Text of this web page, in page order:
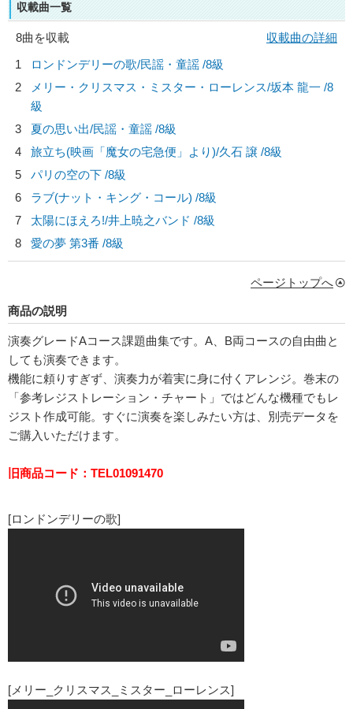
収載曲一覧
8曲を収載
収載曲の詳細
1
ロンドンデリーの歌/民謡・童謡 /8級
2
メリー・クリスマス・ミスター・ローレンス/坂本 龍一 /8
級
3
夏の思い出/民謡・童謡 /8級
4
旅立ち(映画「魔女の宅急便」より)/久石 譲 /8級
5
パリの空の下 /8級
6
ラブ(ナット・キング・コール) /8級
7
太陽にほえろ!/井上暁之バンド /8級
8
愛の夢 第3番 /8級
ページトップへ
商品の説明
演奏グレードAコース課題曲集です。A、B両コースの自由曲と
しても演奏できます。
機能に頼りすぎず、演奏力が着実に身に付くアレンジ。巻末の
「参考レジストレーション・チャート」ではどんな機種でもレ
ジスト作成可能。すぐに演奏を楽しみたい方は、別売データを
ご購入いただけます。
旧商品コード：TEL01091470
[ロンドンデリーの歌]
[メリー_クリスマス_ミスター_ローレンス]